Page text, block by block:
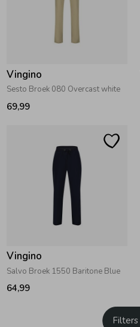
Vingino
Sesto Broek 080 Overcast white
69,99
Vingino
Salvo Broek 1550 Baritone Blue
64,99
Filters